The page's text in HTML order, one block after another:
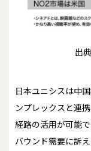
出
日本ユニシスは中
ンプレックスと連
経路の活用が可能
バウンド需要に訴